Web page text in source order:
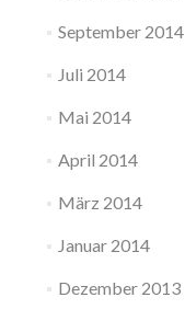
September 2014
Juli 2014
Mai 2014
April 2014
März 2014
Januar 2014
Dezember 2013